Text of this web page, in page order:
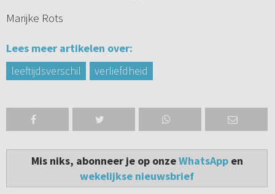
Marijke Rots
Lees meer artikelen over:
leeftijdsverschil
verliefdheid
Mis niks, abonneer je op onzeWhatsAppen
wekelijkse nieuwsbrief